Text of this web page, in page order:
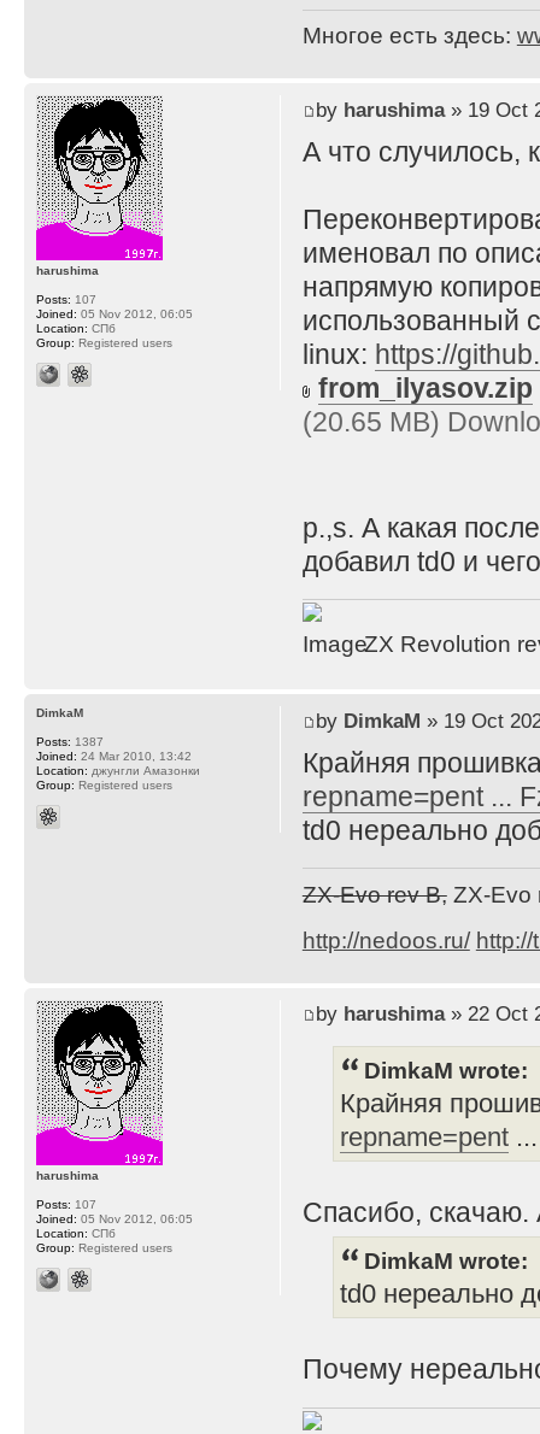
Многое есть здесь:
by harushima» 19 Oct
А что случилось,
именовал по
напрямую
использованный
linux: https://
from_ilyasov.zip
(20.65 MB)
p.,s. А какая
добавил td0 и
ZX Revolution
harushima
Posts: 107
Joined: 05 Nov 2012, 06:05
Location: СПб
Group: Registered users
by DimkaM » 19 Oct
Крайняя
repname=pent ...
td0 нереально
ZX-Evo rev B,ZX-Evo
http://nedoos.ru/ http://
DimkaM
Posts: 1387
Joined: 24 Mar 2010, 13:42
Location: джунгли Амазонки
Group: Registered users
by harushima» 22 Oct
DimkaM wrote:
Крайняя
repname=pent...
Спасибо, скачаю.
DimkaM wrote:
td0 нереально
Почему
harushima
Posts: 107
Joined: 05 Nov 2012, 06:05
Location: СПб
Group: Registered users